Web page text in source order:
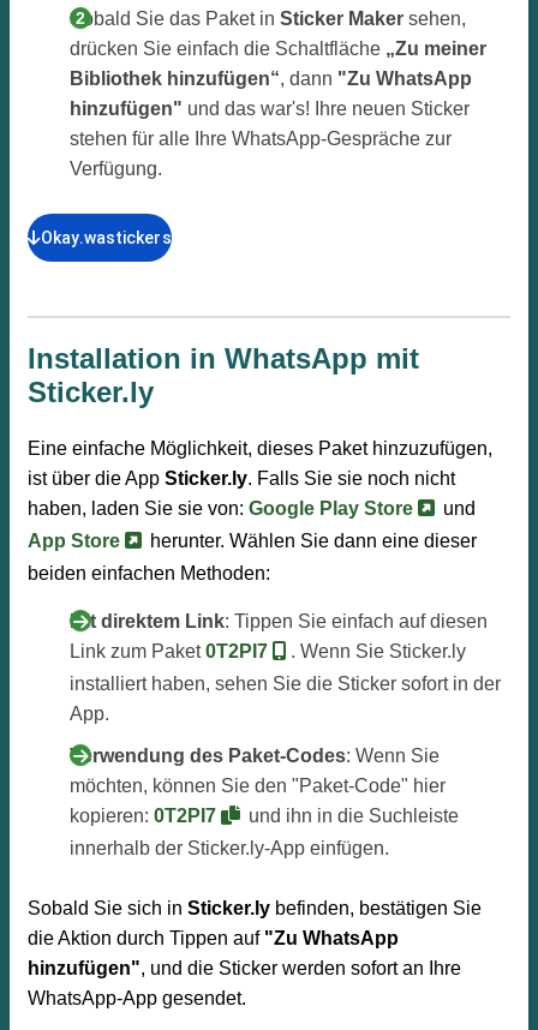
Sobald Sie das Paket in Sticker Maker sehen,
drücken Sie einfach die Schaltfläche „Zu meiner
Bibliothek hinzufügen“, dann "Zu WhatsApp
hinzufügen" und das war's! Ihre neuen Sticker
stehen für alle Ihre WhatsApp-Gespräche zur
Verfügung.
Okay.wastickers
Installation in WhatsApp mit
Sticker.ly
Eine einfache Möglichkeit, dieses Paket hinzuzufügen,
ist über die App Sticker.ly. Falls Sie sie noch nicht
haben, laden Sie sie von: Google Play Store
und
App Store
herunter. Wählen Sie dann eine dieser
beiden einfachen Methoden:
Mit direktem Link: Tippen Sie einfach auf diesen
Link zum Paket0T2PI7
. Wenn Sie Sticker.ly
installiert haben, sehen Sie die Sticker sofort in der
App.
Verwendung des Paket-Codes: Wenn Sie
möchten, können Sie den "Paket-Code" hier
kopieren: 0T2PI7
und ihn in die Suchleiste
innerhalb der Sticker.ly-App einfügen.
Sobald Sie sich in Sticker.ly befinden, bestätigen Sie
die Aktion durch Tippen auf "Zu WhatsApp
hinzufügen", und die Sticker werden sofort an Ihre
WhatsApp-App gesendet.